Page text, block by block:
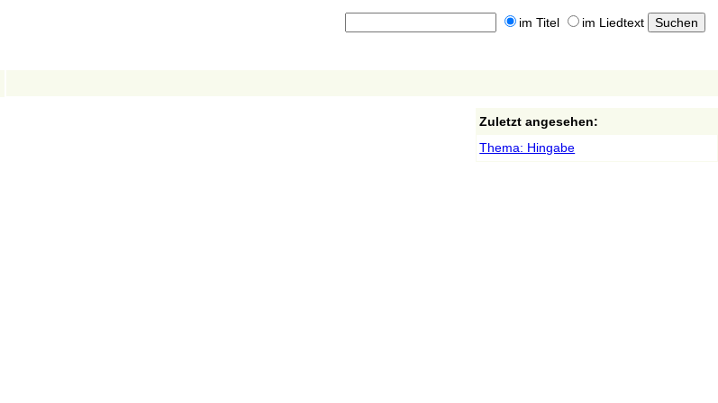
im Titel im Liedtext
Zuletzt angesehen:
Thema: Hingabe